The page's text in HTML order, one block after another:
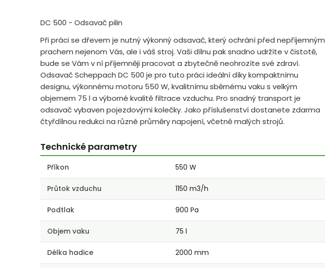
DC 500 - Odsavač pilin
Při práci se dřevem je nutný výkonný odsavač, který ochrání před nepříjemným
prachem nejenom Vás, ale i váš stroj. Vaši dílnu pak snadno udržíte v čistotě,
bude se Vám v ní příjemněji pracovat a zbytečně neohrozíte své zdraví.
Odsavač Scheppach DC 500 je pro tuto práci ideální díky kompaktnímu
designu, výkonnému motoru 550 W, kvalitnímu sběrnému vaku s velkým
objemem 75 l a výborné kvalitě filtrace vzduchu. Pro snadný transport je
odsavač vybaven pojezdovými kolečky. Jako příslušenství dostanete zdarma
čtyřdílnou redukci na různé průměry napojení, včetně malých strojů.
Technické parametry
Příkon 550 W
Průtok vzduchu 1150 m3/h
Podtlak 900 Pa
Objem vaku 75 l
Délka hadice 2000 mm